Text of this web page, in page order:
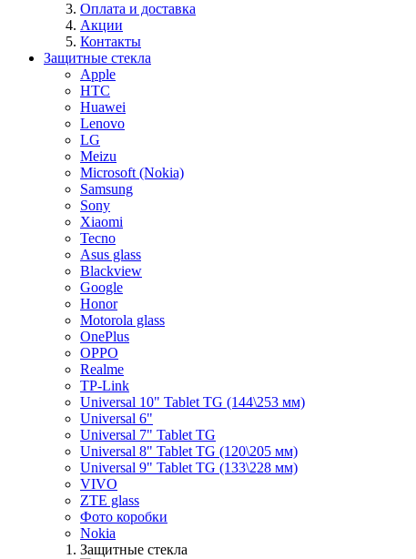
Оплата и доставка
Акции
Контакты
Защитные стекла
Apple
HTC
Huawei
Lenovo
LG
Meizu
Microsoft (Nokia)
Samsung
Sony
Xiaomi
Tecno
Asus glass
Blackview
Google
Honor
Motorola glass
OnePlus
OPPO
Realme
TP-Link
Universal 10" Tablet TG (144\253 мм)
Universal 6"
Universal 7" Tablet TG
Universal 8" Tablet TG (120\205 мм)
Universal 9" Tablet TG (133\228 мм)
VIVO
ZTE glass
Фото коробки
Nokia
Защитные стекла